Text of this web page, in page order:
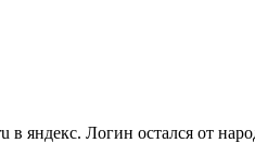
яндекс. Логин остался от